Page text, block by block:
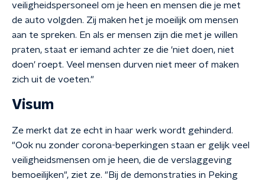
veiligheidspersoneel om je heen en mensen die je met
de auto volgden. Zij maken het je moeilijk om mensen
aan te spreken. En als er mensen zijn die met je willen
praten, staat er iemand achter ze die 'niet doen, niet
doen' roept. Veel mensen durven niet meer of maken
zich uit de voeten."
Visum
Ze merkt dat ze echt in haar werk wordt gehinderd.
"Ook nu zonder corona-beperkingen staan er gelijk veel
veiligheidsmensen om je heen, die de verslaggeving
bemoeilijken", ziet ze. "Bij de demonstraties in Peking